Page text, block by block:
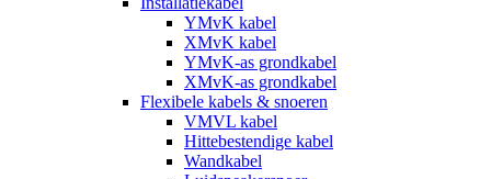
YMvK kabel
XMvK kabel
YMvK-as grondkabel
XMvK-as grondkabel
Flexibele kabels & snoeren
VMVL kabel
Hittebestendige kabel
Wandkabel